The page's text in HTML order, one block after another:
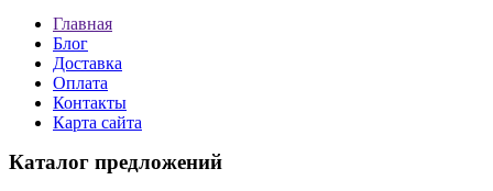
Главная
Блог
Доставка
Оплата
Контакты
Карта сайта
Каталог предложений